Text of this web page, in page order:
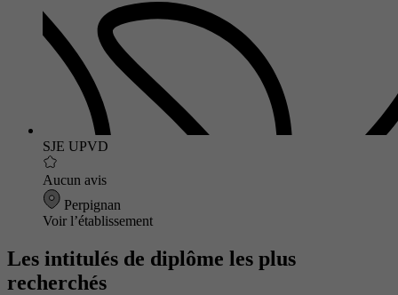
SJE UPVD
Aucun avis
Perpignan
Voir l’établissement
Les intitulés de diplôme les plus
recherchés